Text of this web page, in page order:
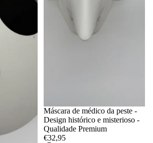
Máscara de médico da peste -
Design histórico e misterioso -
Qualidade Premium
€32,95